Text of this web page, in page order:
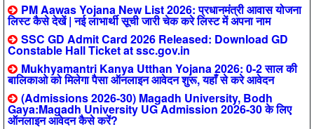
PM Aawas Yojana New List 2026: प्रधानमंत्री आवास योजना
लिस्ट कैसे देखें | नई लाभार्थी सूची जारी चेक करे लिस्ट में अपना नाम
SSC GD Admit Card 2026 Released: Download GD
Constable Hall Ticket at ssc.gov.in
Mukhyamantri Kanya Utthan Yojana 2026: 0-2 साल की
बालिकाओ को मिलेगा पैसा ऑनलाइन आवेदन शुरू, यहाँ से करे आवेदन
(Admissions 2026-30) Magadh University, Bodh
Gaya:Magadh University UG Admission 2026-30 के लिए
ऑनलाइन आवेदन कैसे करें?